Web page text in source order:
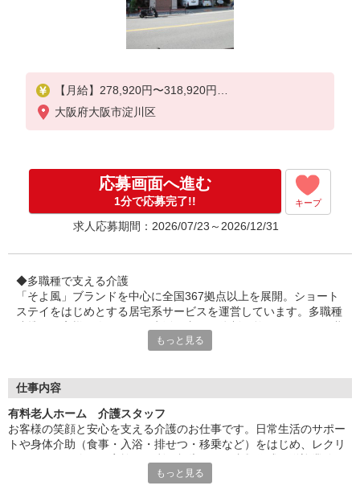
【月給】278,920円〜318,920円
▼給与詳細
夜勤手当：30,000円（5回分）
※6回目以降は1回6,000円支給
住宅手当：規定あり
精勤手当：8,000円
通勤手当
年末年始手当：380円/時
賞与年2回（6月・12月）
特別報酬：平均18.9万円（最高額120万円）
※処遇改善手当は試用期間中(3ヶ月)は支給なし
大阪府大阪市淀川区
応募画面へ進む
1分で応募完了!! キープ
求人応募期間：2026/07/23～2026/12/31
◆多職種で支える介護
「そよ風」ブランドを中心に全国367拠点以上を展開。ショート
ステイをはじめとする居宅系サービスを運営しています。多職種
種を超えて相談しやすい雰囲気があり、周囲と連携しながら安心
◆自分らしく働ける
人ひとりの個性や価値観を大切にするため、身だしなみルールを
見直しました。清潔感と節度を大切にできれば、自分らしいスタ
イルで無理なく働ける環境です。
もっと見る
仕事内容
有料老人ホーム 介護スタッフ
お客様の笑顔と安心を支える介護のお仕事です。日常生活のサポー
トや身体介助（食事・入浴・排せつ・移乗など）をはじめ、レクリ
ど幅広い業務を担当。チームで協力しながら、お客様の笑顔をつく
もっと見る